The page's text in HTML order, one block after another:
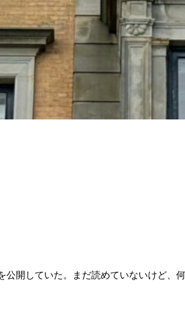
開していた。まだ読めていないけど、何